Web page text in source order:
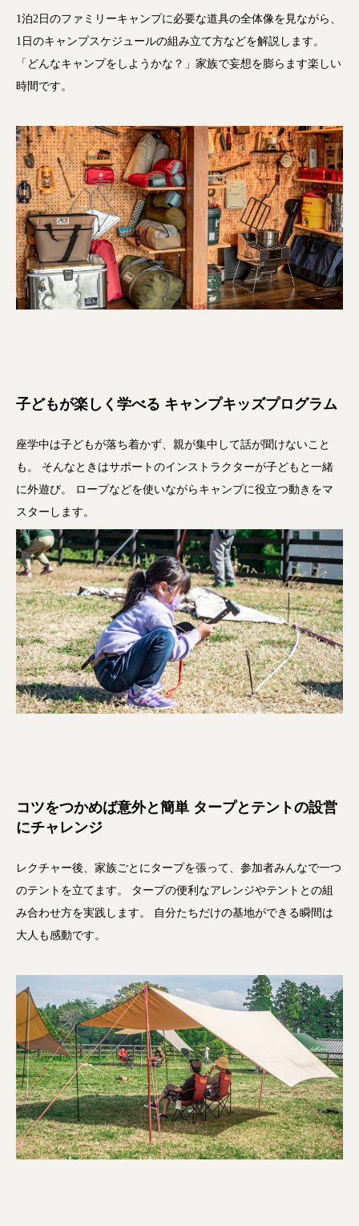
1泊2日のファミリーキャンプに必要な道具の全体像を見ながら、
1日のキャンプスケジュールの組み立て方などを解説します。
「どんなキャンプをしようかな？」家族で妄想を膨らます楽しい
時間です。
子どもが楽しく学べる キャンプキッズプログラム
座学中は子どもが落ち着かず、親が集中して話が聞けないこと
も。 そんなときはサポートのインストラクターが子どもと一緒
に外遊び。 ロープなどを使いながらキャンプに役立つ動きをマ
スターします。
コツをつかめば意外と簡単 タープとテントの設営
にチャレンジ
レクチャー後、家族ごとにタープを張って、参加者みんなで一つ
のテントを立てます。 タープの便利なアレンジやテントとの組
み合わせ方を実践します。 自分たちだけの基地ができる瞬間は
大人も感動です。